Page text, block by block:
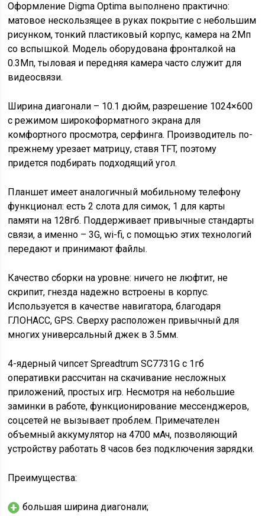
Оформление Digma Optima выполнено практично:
матовое нескользящее в руках покрытие с небольшим
рисунком, тонкий пластиковый корпус, камера на 2Мп
со вспышкой. Модель оборудована фронталкой на
0.3Мп, тыловая и передняя камера часто служит для
видеосвязи.
Ширина диагонали – 10.1 дюйм, разрешение 1024×600
с режимом широкоформатного экрана для
комфортного просмотра, серфинга. Производитель по-
прежнему урезает матрицу, ставя TFT, поэтому
придется подбирать подходящий угол.
Планшет имеет аналогичный мобильному телефону
функционал: есть 2 слота для симок, 1 для карты
памяти на 128гб. Поддерживает привычные стандарты
связи, а именно – 3G, wi-fi, с помощью этих технологий
передают и принимают файлы.
Качество сборки на уровне: ничего не люфтит, не
скрипит, гнезда надежно встроены в корпус.
Используется в качестве навигатора, благодаря
ГЛОНАСС, GPS. Сверху расположен привычный для
многих универсальный джек в 3.5мм.
4-ядерный чипсет Spreadtrum SC7731G с 1гб
оперативки рассчитан на скачивание несложных
приложений, простых игр. Несмотря на небольшие
заминки в работе, функционирование мессенджеров,
соцсетей не вызывает проблем. Примечателен
объемный аккумулятор на 4700 мАч, позволяющий
устройству работать 8 часов без подключения зарядки.
Преимущества:
большая ширина диагонали;